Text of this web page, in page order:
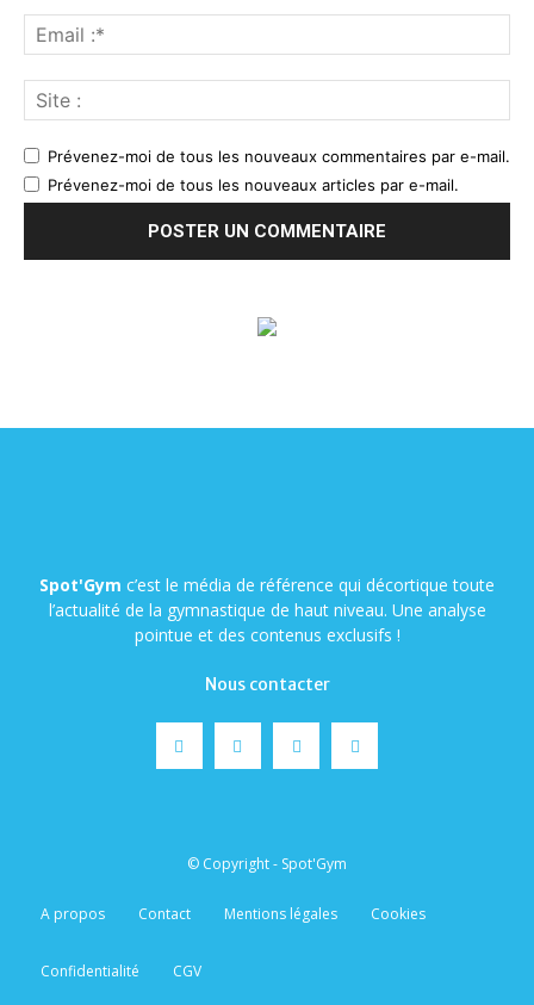
Prévenez-moi de tous les nouveaux commentaires par e-mail.
Prévenez-moi de tous les nouveaux articles par e-mail.
Spot'Gym c’est le média de référence qui décortique toute
l’actualité de la gymnastique de haut niveau. Une analyse
pointue et des contenus exclusifs !
Nous contacter
© Copyright - Spot'Gym
A propos Contact Mentions légales Cookies
Confidentialité CGV